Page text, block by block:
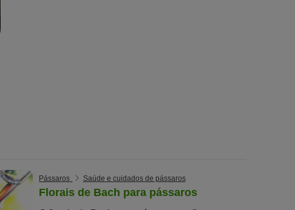
Pássaros Saúde e cuidados de pássaros
Florais de Bach para pássaros